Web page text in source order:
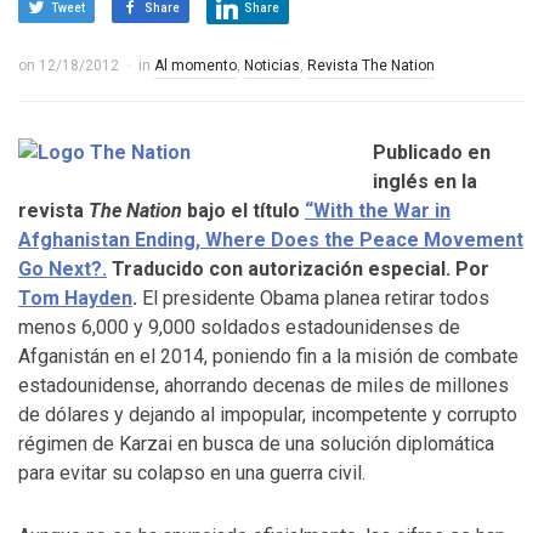
Tweet Share Share
on 12/18/2012 in Al momento, Noticias, Revista The Nation
Publicado en
inglés en la
revista The Nation bajo el título “With the War in
Afghanistan Ending, Where Does the Peace Movement
Go Next?. Traducido con autorización especial. Por
Tom Hayden. El presidente Obama planea retirar todos
menos 6,000 y 9,000 soldados estadounidenses de
Afganistán en el 2014, poniendo fin a la misión de combate
estadounidense, ahorrando decenas de miles de millones
de dólares y dejando al impopular, incompetente y corrupto
régimen de Karzai en busca de una solución diplomática
para evitar su colapso en una guerra civil.